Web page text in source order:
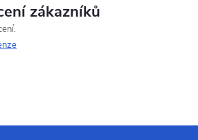
zákazníků